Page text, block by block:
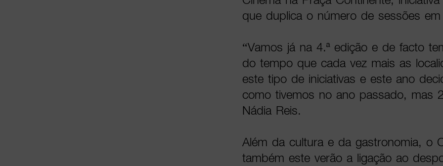
que duplica o número de sessões
“Vamos já na 4.ª edição e de facto
do tempo que cada vez mais as
este tipo de iniciativas e este ano
como tivemos no ano passado, mas
Nádia Reis.
Além da cultura e da gastronomia, o
também este verão a ligação ao